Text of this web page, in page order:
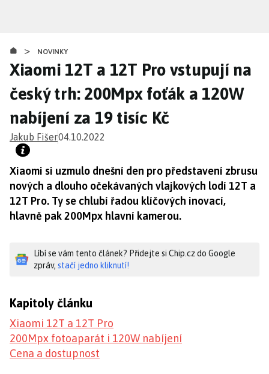
obsahu
> NOVINKY
Xiaomi 12T a 12T Pro vstupují na
český trh: 200Mpx foťák a 120W
nabíjení za 19 tisíc Kč
Jakub Fišer04.10.2022
Xiaomi si uzmulo dnešní den pro představení zbrusu
nových a dlouho očekávaných vlajkových lodí 12T a
12T Pro. Ty se chlubí řadou klíčových inovací,
hlavně pak 200Mpx hlavní kamerou.
Líbí se vám tento článek? Přidejte si Chip.cz do Google
zpráv, stačí jedno kliknutí!
Kapitoly článku
Xiaomi 12T a 12T Pro
200Mpx fotoaparát i 120W nabíjení
Cena a dostupnost